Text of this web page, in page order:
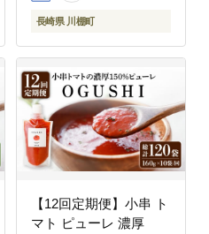
長崎県 川棚町
【12回定期便】小串 ト
マト ピューレ 濃厚